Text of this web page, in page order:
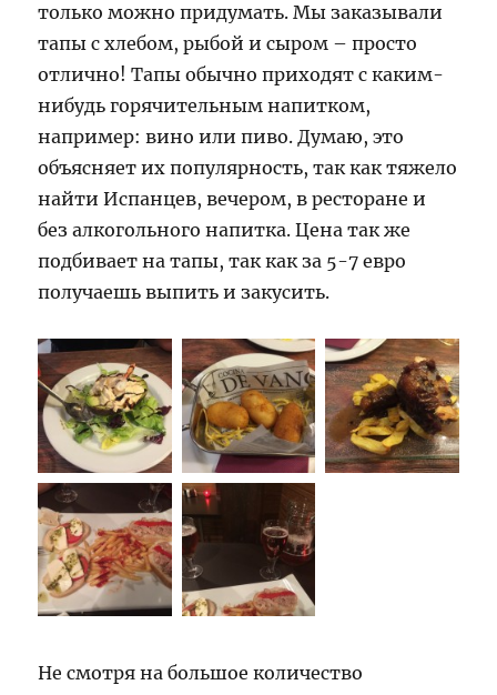
только можно придумать. Мы заказывали
тапы с хлебом, рыбой и сыром – просто
отлично! Тапы обычно приходят с каким-
нибудь горячительным напитком,
например: вино или пиво. Думаю, это
объясняет их популярность, так как тяжело
найти Испанцев, вечером, в ресторане и
без алкогольного напитка. Цена так же
подбивает на тапы, так как за 5-7 евро
получаешь выпить и закусить.
Не смотря на большое количество